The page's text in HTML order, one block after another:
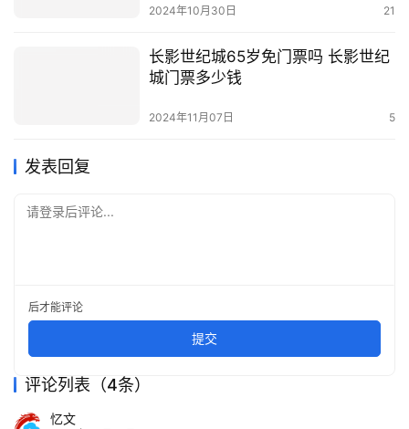
2024年10月30日 21
长影世纪城65岁免门票吗 长影世纪
城门票多少钱
2024年11月07日 5
发表回复
请登录后评论...
后才能评论
提交
评论列表（4条）
忆文